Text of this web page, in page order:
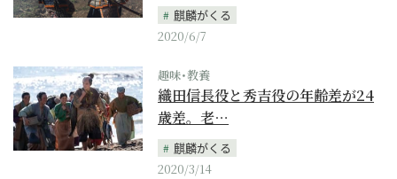
麒麟がくる
2020/6/7
趣味･教養
織田信長役と秀吉役の年齢差が24
歳差。老…
麒麟がくる
2020/3/14